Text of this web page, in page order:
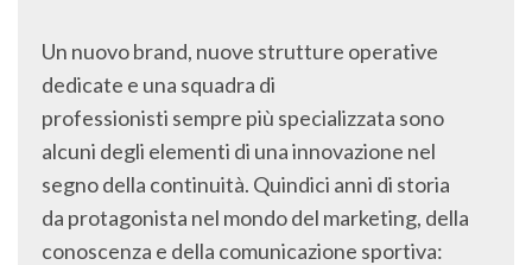
Un nuovo brand, nuove strutture operative
dedicate e una squadra di
professionisti sempre più specializzata sono
alcuni degli elementi di una innovazione nel
segno della continuità. Quindici anni di storia
da protagonista nel mondo del marketing, della
conoscenza e della comunicazione sportiva: